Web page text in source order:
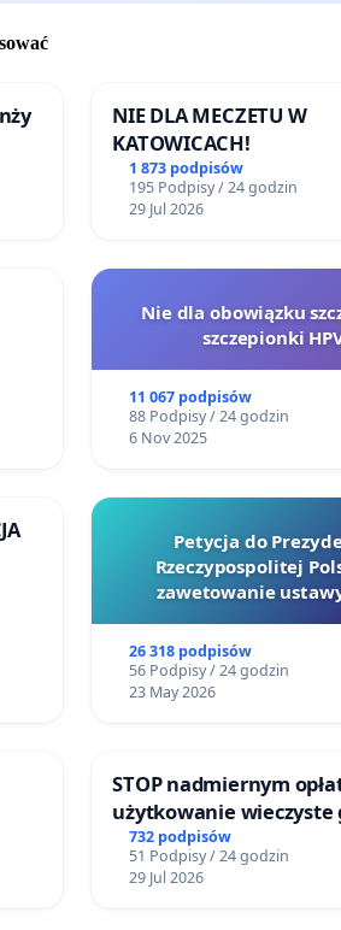
NIE DLA MECZETU W
KATOWICACH!
1 873 podpisów
195 Podpisy / 24 godzin
29 Jul 2026
Nie dla obowiązku
szczepionki
11 067 podpisów
88 Podpisy / 24 godzin
6 Nov 2025
Petycja do
Rzeczypospolitej
zawetowanie
26 318 podpisów
56 Podpisy / 24 godzin
23 May 2026
STOP nadmiernym
użytkowanie
zajmowanych przez
ogrody działkowe.
732 podpisów
51 Podpisy / 24 godzin
29 Jul 2026